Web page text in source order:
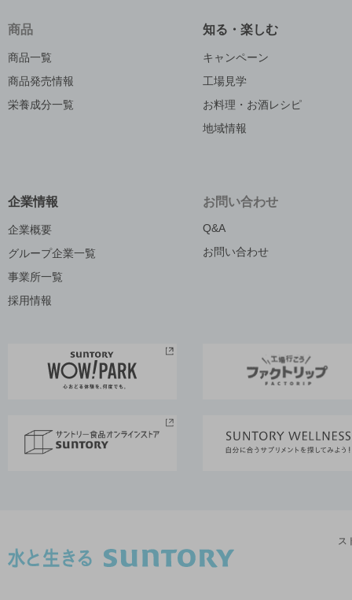
商品
商品一覧
商品発売情報
栄養成分一覧
知る・楽しむ
キャンペーン
工場見学
お料理・お酒レシピ
地域情報
企業情報
企業概要
グループ企業一覧
事業所一覧
採用情報
お問い合わせ
Q&A
お問い合わせ
ス